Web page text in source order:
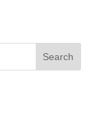
Search